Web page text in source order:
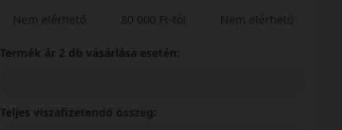
Nem elérhető
80 000 Ft-tól
Nem elérhető
Termék ár 2 db vásárlása esetén:
Teljes viszafizetendő összeg: